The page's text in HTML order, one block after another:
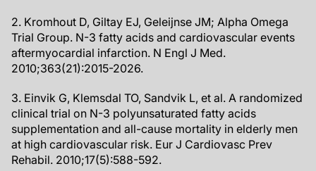
2. Kromhout D, Giltay EJ, Geleijnse JM; Alpha Omega
Trial Group. N-3 fatty acids and cardiovascular events
aftermyocardial infarction. N Engl J Med.
2010;363(21):2015-2026.
3. Einvik G, Klemsdal TO, Sandvik L, et al. A randomized
clinical trial on N-3 polyunsaturated fatty acids
supplementation and all-cause mortality in elderly men
at high cardiovascular risk. Eur J Cardiovasc Prev
Rehabil. 2010;17(5):588-592.